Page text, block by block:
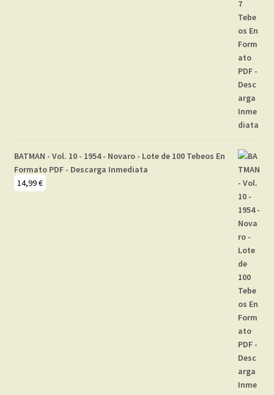
BATMAN - Vol. 10 - 1954 - Novaro - Lote de 100 Tebeos En
Formato PDF - Descarga Inmediata
14,99€